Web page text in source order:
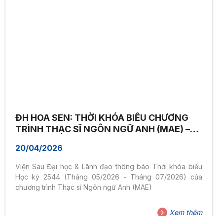
ĐH HOA SEN: THỜI KHÓA BIỂU CHƯƠNG
TRÌNH THẠC SĨ NGÔN NGỮ ANH (MAE) –
20/04/2026
Viện Sau Đại học & Lãnh đạo thông báo Thời khóa biểu
Học kỳ 2544 (Tháng 05/2026 - Tháng 07/2026) của
chương trình Thạc sĩ Ngôn ngữ Anh (MAE)
Xem thêm